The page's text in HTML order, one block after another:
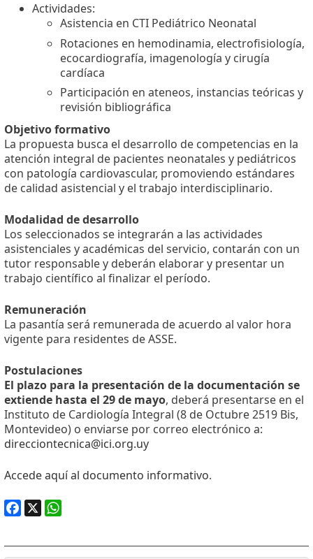
Actividades:
Asistencia en CTI Pediátrico Neonatal
Rotaciones en hemodinamia, electrofisiología,
ecocardiografía, imagenología y cirugía
cardíaca
Participación en ateneos, instancias teóricas y
revisión bibliográfica
Objetivo formativo
La propuesta busca el desarrollo de competencias en la
atención integral de pacientes neonatales y pediátricos
con patología cardiovascular, promoviendo estándares
de calidad asistencial y el trabajo interdisciplinario.
Modalidad de desarrollo
Los seleccionados se integrarán a las actividades
asistenciales y académicas del servicio, contarán con un
tutor responsable y deberán elaborar y presentar un
trabajo científico al finalizar el período.
Remuneración
La pasantía será remunerada de acuerdo al valor hora
vigente para residentes de ASSE.
Postulaciones
El plazo para la presentación de la documentación se
extiende hasta el 29 de mayo, deberá presentarse en el
Instituto de Cardiología Integral (8 de Octubre 2519 Bis,
Montevideo) o enviarse por correo electrónico a:
direcciontecnica@ici.org.uy
Accede aquí al documento informativo.